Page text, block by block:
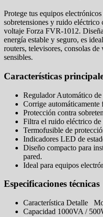
Protege tus equipos
sobretensiones y ruido
voltaje Forza FVR-1012.
energía estable y seguro, es
routers, televisores, consolas
sensibles.
Características
Regulador Automático
Corrige automáticamente
Protección contra
Filtra el ruido eléctrico de
Termofusible de
Indicadores LED de
Diseño compacto para
pared.
Ideal para equipos
Especificaciones técnicas
Característica Detalle
Capacidad 1000VA /